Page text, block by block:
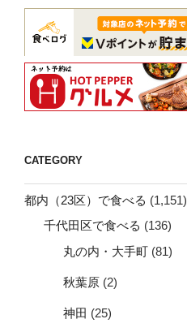
CATEGORY
都内（23区）で食べる (1,151)
千代田区で食べる (136)
丸の内・大手町 (81)
秋葉原 (2)
神田 (25)